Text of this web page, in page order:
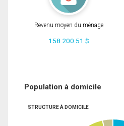
Revenu moyen du ménage
158 200.51 $
Population à domicile
STRUCTURE À DOMICILE